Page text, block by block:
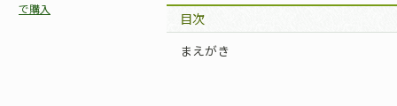
で購入
目次
まえがき